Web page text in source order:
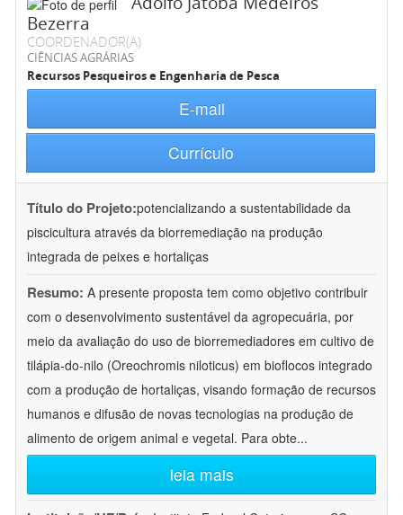
Bezerra
COORDENADOR(A)
CIÊNCIAS AGRÁRIAS
Recursos Pesqueiros e Engenharia de Pesca
E-mail
Currículo
Título do Projeto:potencializando a sustentabilidade da
piscicultura através da biorremediação na produção
integrada de peixes e hortaliças
Resumo: A presente proposta tem como objetivo contribuir
com o desenvolvimento sustentável da agropecuária, por
meio da avaliação do uso de biorremediadores em cultivo de
tilápia-do-nilo (Oreochromis niloticus) em bioflocos integrado
com a produção de hortaliças, visando formação de recursos
humanos e difusão de novas tecnologias na produção de
alimento de origem animal e vegetal. Para obte...
leia mais